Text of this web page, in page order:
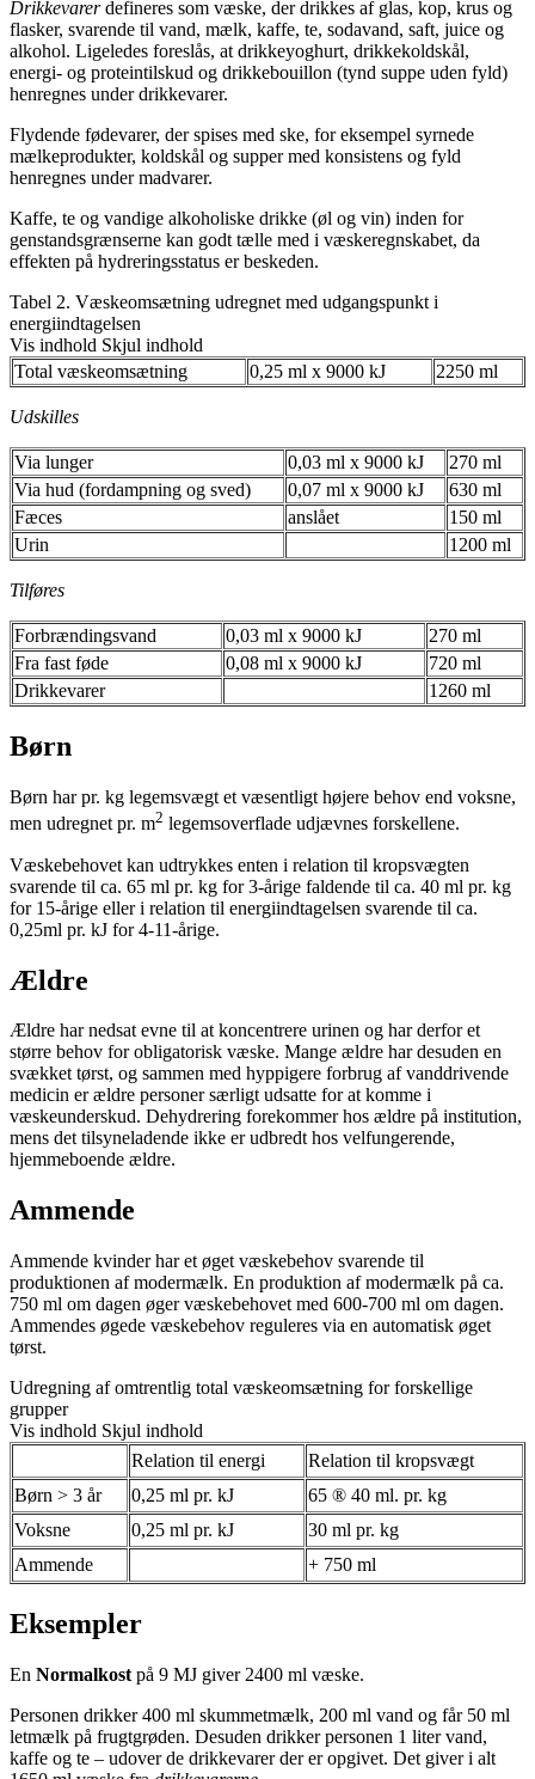
Drikkevarerdefineres som væske, der drikkes af glas, kop, krus og
flasker, svarende til vand, mælk, kaffe, te, sodavand, saft, juice og
alkohol. Ligeledes foreslås, at drikkeyoghurt, drikkekoldskål,
energi- og proteintilskud og drikkebouillon (tynd suppe uden fyld)
henregnes under drikkevarer.
Flydende fødevarer, der spises med ske, for eksempel syrnede
mælkeprodukter, koldskål og supper med konsistens og fyld
henregnes under madvarer.
Kaffe, te og vandige alkoholiske drikke (øl og vin) inden for
genstandsgrænserne kan godt tælle med i væskeregnskabet, da
effekten på hydreringsstatus er beskeden.
Tabel 2. Væskeomsætning udregnet med udgangspunkt i
energiindtagelsen
Vis indhold Skjul indhold
Total væskeomsætning
0,25 ml x 9000 kJ 2250 ml
Udskilles
Via lunger 0,03 ml x 9000 kJ
270 ml
Via hud (fordampning og sved)
0,07 ml x 9000 kJ
630 ml
Fæces
anslået
150 ml
Urin
1200 ml
Tilføres
Forbrændingsvand 0,03 ml x 9000 kJ
270 ml
Fra fast føde
0,08 ml x 9000 kJ
720 ml
Drikkevarer
1260 ml
Børn
Børn har pr. kg legemsvægt et væsentligt højere behov end voksne,
men udregnet pr. m2 legemsoverflade udjævnes forskellene.
Væskebehovet kan udtrykkes enten i relation til kropsvægten
svarende til ca. 65 ml pr. kg for 3-årige faldende til ca. 40 ml pr. kg
for 15-årige eller i relation til energiindtagelsen svarende til ca.
0,25ml pr. kJ for 4-11-årige.
Ældre
Ældre har nedsat evne til at koncentrere urinen og har derfor et
større behov for obligatorisk væske. Mange ældre har desuden en
svækket tørst, og sammen med hyppigere forbrug af vanddrivende
medicin er ældre personer særligt udsatte for at komme i
væskeunderskud. Dehydrering forekommer hos ældre på institution,
mens det tilsyneladende ikke er udbredt hos velfungerende,
hjemmeboende ældre.
Ammende
Ammende kvinder har et øget væskebehov svarende til
produktionen af modermælk. En produktion af modermælk på ca.
750 ml om dagen øger væskebehovet med 600-700 ml om dagen.
Ammendes øgede væskebehov reguleres via en automatisk øget
tørst.
Udregning af omtrentlig total væskeomsætning for forskellige
grupper
Vis indhold Skjul indhold
Relation til energi
Relation til kropsvægt
Børn > 3 år
0,25 ml pr. kJ
65 ® 40 ml. pr. kg
Voksne
0,25 ml pr. kJ
30 ml pr. kg
Ammende
+ 750 ml
Eksempler
En Normalkost på 9 MJ giver 2400 ml væske.
Personen drikker 400 ml skummetmælk, 200 ml vand og får 50 ml
letmælk på frugtgrøden. Desuden drikker personen 1 liter vand,
kaffe og te – udover de drikkevarer der er opgivet. Det giver i alt